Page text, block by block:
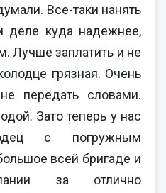
Все-таки нанять
деле куда надежнее,
Лучше заплатить и не
грязная. Очень
передать словами.
Зато теперь у нас
с погружным
всей бригаде и
за отлично